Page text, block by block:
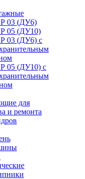
03 (ДУ6)
05 (ДУ10)
03 (ДУ6) с
05 (ДУ10) с
для
и ремонта